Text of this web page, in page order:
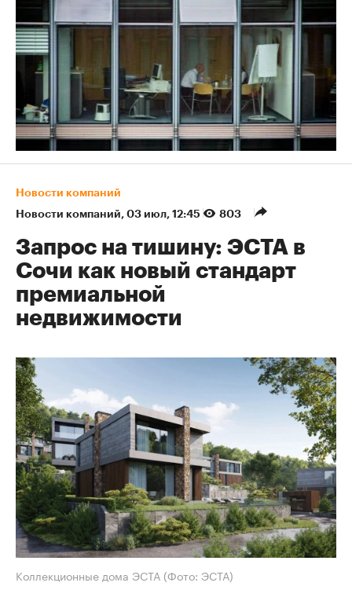
Новости компаний
Новости компаний⁠, 03 июл, 12:45 803
Запрос на тишину: ЭСТА в
Сочи как новый стандарт
премиальной
недвижимости
Коллекционные дома ЭСТА (Фото: ЭСТА)